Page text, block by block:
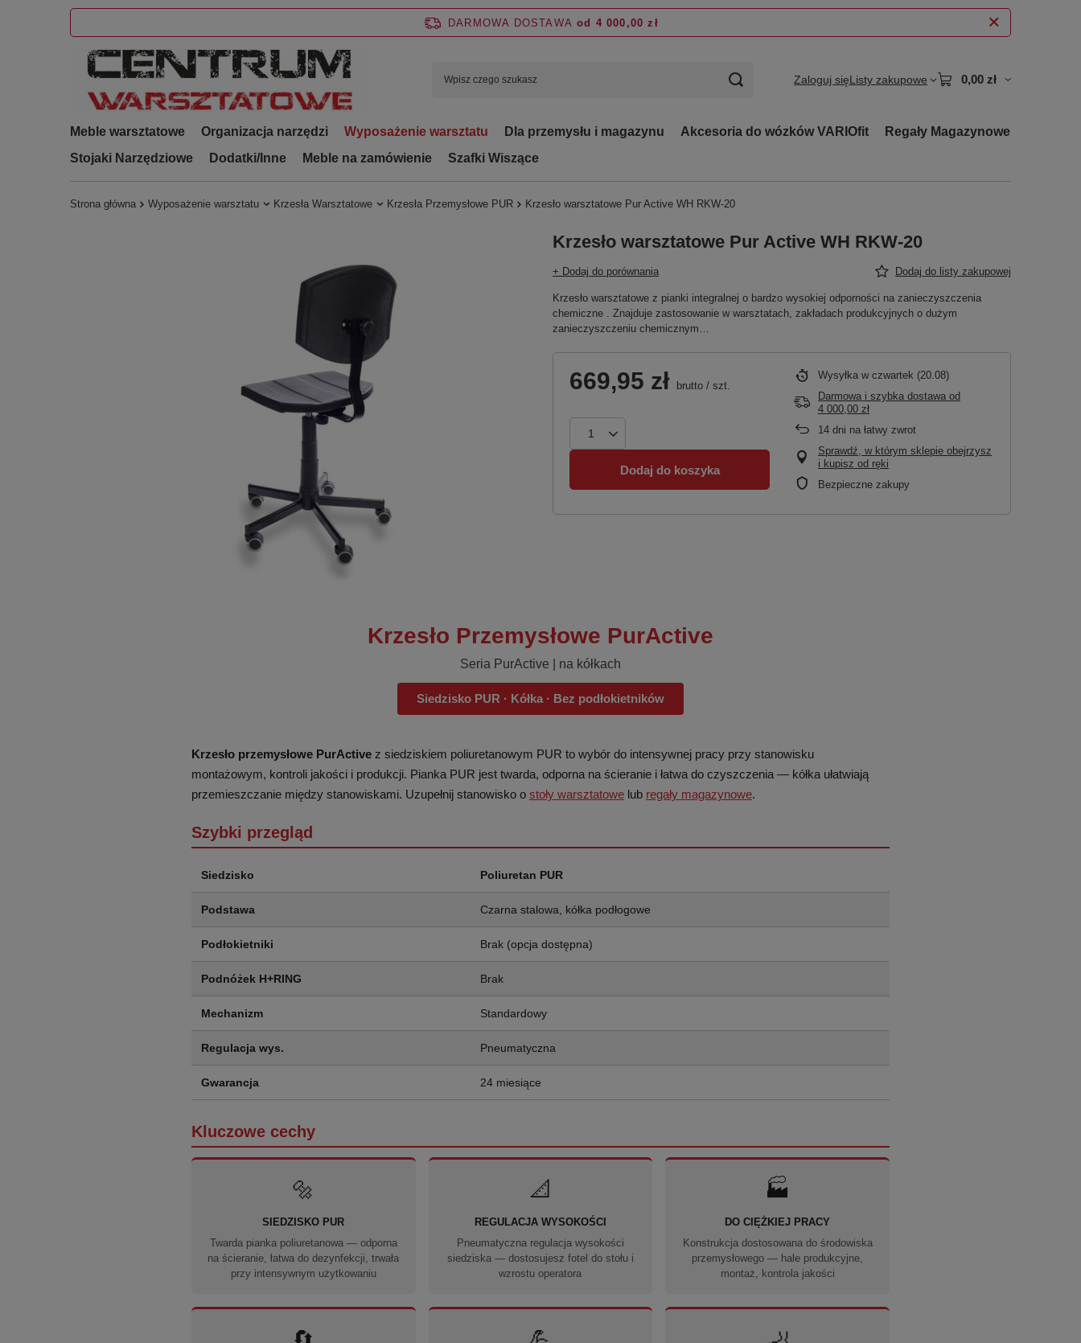
DARMOWA DOSTAWA od 4 000,00 zł
Zaloguj sięListy zakupowe 0,00 zł
Meble warsztatowe Organizacja narzędzi Wyposażenie warsztatu Dla przemysłu i magazynu Akcesoria do wózków VARIOfit
Regały Magazynowe
Stojaki Narzędziowe
Dodatki/Inne Meble na zamówienie Szafki Wiszące
Strona główna Wyposażenie warsztatu Krzesła Warsztatowe Krzesła Przemysłowe PUR Krzesło warsztatowe Pur Active WH RKW-20
Krzesło warsztatowe Pur Active WH RKW-20
+ Dodaj do porównania Dodaj do listy zakupowej
Krzesło warsztatowe z pianki integralnej o bardzo wysokiej odporności na zanieczyszczenia
chemiczne . Znajduje zastosowanie w warsztatach, zakładach produkcyjnych o dużym
zanieczyszczeniu chemicznym…
669,95 zł brutto / szt.
Dodaj do koszyka
Wysyłka w czwartek (20.08)
Darmowa i szybka dostawa od
4 000,00 zł
14 dni na łatwy zwrot
Sprawdź, w którym sklepie obejrzysz
i kupisz od ręki
Bezpieczne zakupy
Krzesło Przemysłowe PurActive
Seria PurActive | na kółkach
Siedzisko PUR · Kółka · Bez podłokietników
Krzesło przemysłowe PurActive z siedziskiem poliuretanowym PUR to wybór do intensywnej pracy przy stanowisku
montażowym, kontroli jakości i produkcji. Pianka PUR jest twarda, odporna na ścieranie i łatwa do czyszczenia — kółka ułatwiają
przemieszczanie między stanowiskami. Uzupełnij stanowisko o stoły warsztatowe lub regały magazynowe.
Szybki przegląd
Siedzisko Poliuretan PUR
Podstawa Czarna stalowa, kółka podłogowe
Podłokietniki Brak (opcja dostępna)
Podnóżek H+RING Brak
Mechanizm Standardowy
Regulacja wys. Pneumatyczna
Gwarancja 24 miesiące
Kluczowe cechy
🔩
SIEDZISKO PUR
Twarda pianka poliuretanowa — odporna
na ścieranie, łatwa do dezynfekcji, trwała
przy intensywnym użytkowaniu
📐
REGULACJA WYSOKOŚCI
Pneumatyczna regulacja wysokości
siedziska — dostosujesz fotel do stołu i
wzrostu operatora
🏭
DO CIĘŻKIEJ PRACY
Konstrukcja dostosowana do środowiska
przemysłowego — hale produkcyjne,
montaż, kontrola jakości